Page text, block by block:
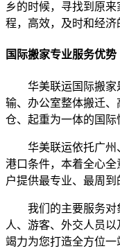
乡的时候，寻找到原
程，高效，及时和经济
国际搬家专业服务优势
华美联运国际搬家
输、办公室整体搬迁
仓、起重为一体的国际
华美联运依托广州
港口条件，本着全心
户提供最专业、最周到
我们的主要服务对
人、游客、外交人员
竭力为您打造全方位